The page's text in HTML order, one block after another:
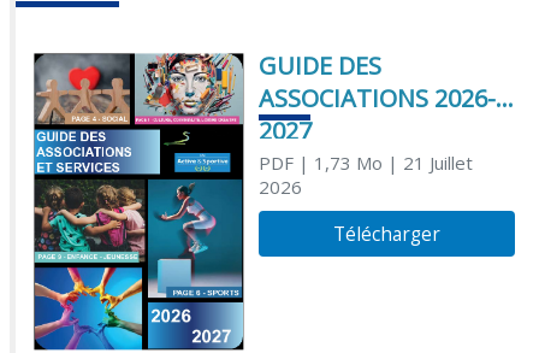
GUIDE DES
ASSOCIATIONS 2026-
2027
PDF| 1,73 Mo | 21 Juillet
2026
Télécharger